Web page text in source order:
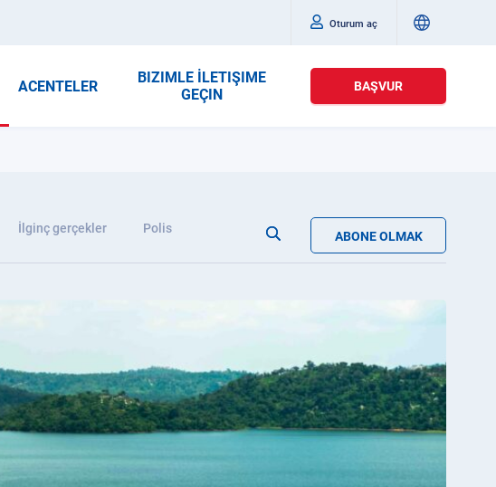
Oturum aç
ACENTELER
BIZIMLE İLETIŞIME
GEÇIN
BAŞVUR
İlginç gerçekler
Polis
ABONE OLMAK